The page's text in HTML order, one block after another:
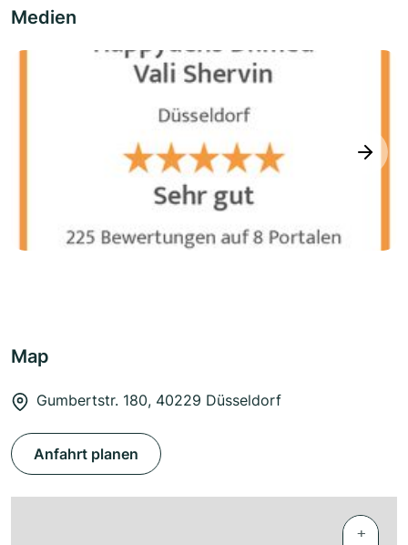
Medien
next
Map
Gumbertstr. 180, 40229 Düsseldorf
Anfahrt planen
+